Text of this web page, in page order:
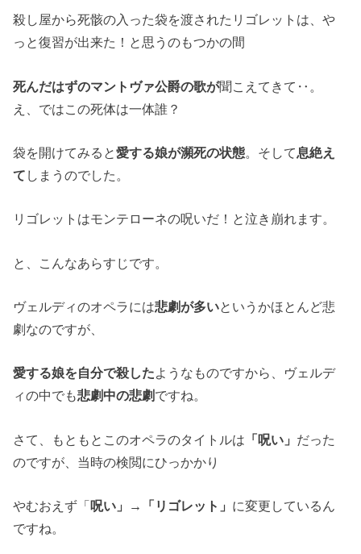
殺し屋から死骸の入った袋を渡されたリゴレットは、や
っと復習が出来た！と思うのもつかの間
死んだはずのマントヴァ公爵の歌が聞こえてきて‥。
え、ではこの死体は一体誰？
袋を開けてみると愛する娘が瀕死の状態。そして息絶え
て しまうのでした。
リゴレットはモンテローネの呪いだ！と泣き崩れます。
と、こんなあらすじです。
ヴェルディのオペラには悲劇が多いというかほとんど悲
劇なのですが、
愛する娘を自分で殺したようなものですから、ヴェルデ
ィの中でも悲劇中の悲劇 ですね。
さて、もともとこのオペラのタイトルは 「呪い」 だった
のですが、当時の検閲にひっかかり
やむおえず「呪い」→「リゴレット」 に変更しているん
ですね。